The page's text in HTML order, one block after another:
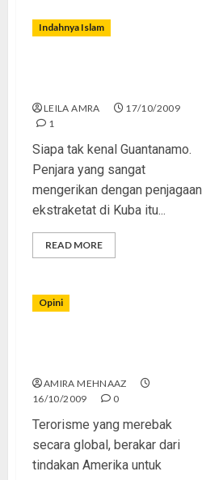
Indahnya Islam
LEILA AMRA
17/10/2009
1
Siapa tak kenal Guantanamo.
Penjara yang sangat
mengerikan dengan penjagaan
ekstraketat di Kuba itu...
READ MORE
Opini
AMIRA MEHNAAZ
16/10/2009
0
Terorisme yang merebak
secara global, berakar dari
tindakan Amerika untuk